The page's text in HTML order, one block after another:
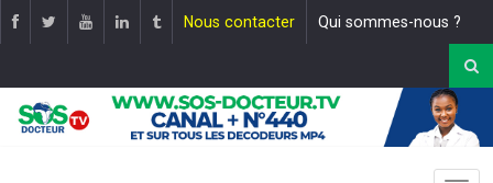
Nous contacter Qui sommes-nous ?